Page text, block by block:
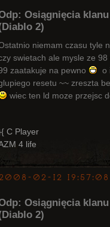
Osiągnięcia
2)
niemam czasu tyle
swietach ale mysle ze
zaatakuje na pewno
o
resetu ~~ zreszta
wiec ten ld moze przejsc
C Player
4 life
02-12 19:57:08
Osiągnięcia
2)